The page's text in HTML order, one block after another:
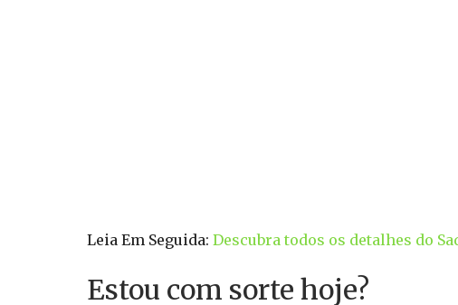
Leia Em Seguida: Descubra todos os detalhes do
Estou com sorte hoje?